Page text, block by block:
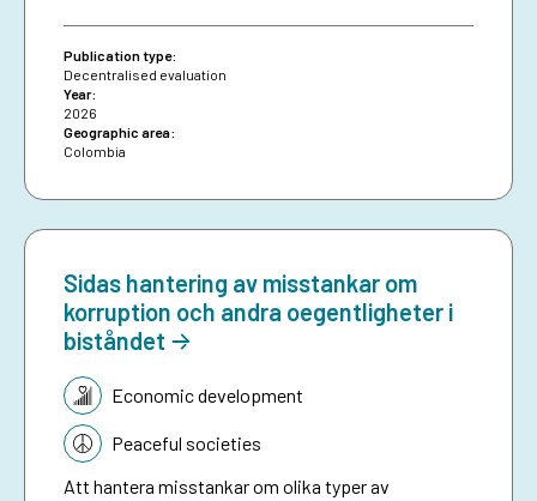
attributable effects were identified on the
proportion of loans granted to women.
Publication type:
Decentralised evaluation
Year:
2026
Geographic area:
Colombia
Sidas hantering av misstankar om
korruption och andra oegentligheter i
biståndet
Topic:Economic development
Peaceful societies
Att hantera misstankar om olika typer av